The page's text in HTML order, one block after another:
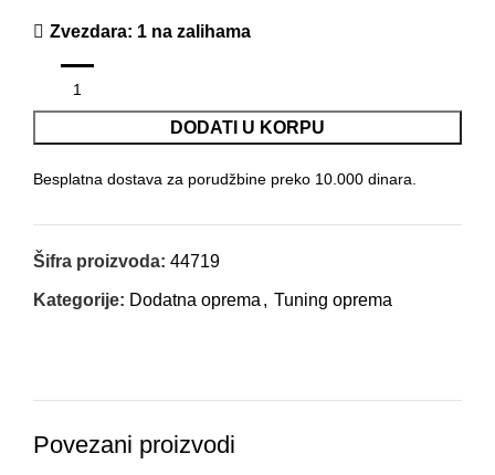
Zvezdara: 1 na zalihama
DODATI U KORPU
Besplatna dostava za porudžbine preko 10.000 dinara.
Šifra proizvoda: 44719
Kategorije: Dodatna oprema , Tuning oprema
Povezani proizvodi